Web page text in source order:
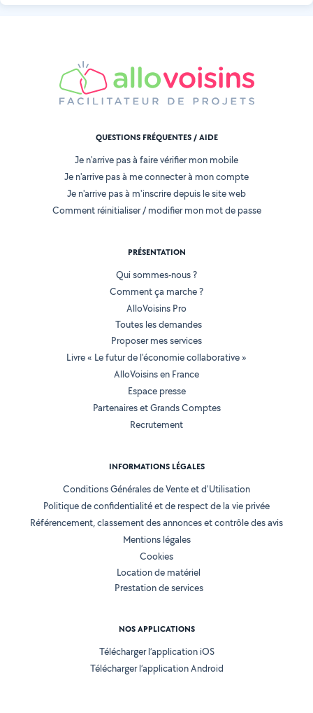
QUESTIONS FRÉQUENTES / AIDE
Je n'arrive pas à faire vérifier mon mobile
Je n'arrive pas à me connecter à mon compte
Je n'arrive pas à m'inscrire depuis le site web
Comment réinitialiser / modifier mon mot de passe
PRÉSENTATION
Qui sommes-nous ?
Comment ça marche ?
AlloVoisins Pro
Toutes les demandes
Proposer mes services
Livre « Le futur de l'économie collaborative »
AlloVoisins en France
Espace presse
Partenaires et Grands Comptes
Recrutement
INFORMATIONS LÉGALES
Conditions Générales de Vente et d'Utilisation
Politique de confidentialité et de respect de la vie privée
Référencement, classement des annonces et contrôle des avis
Mentions légales
Cookies
Location de matériel
Prestation de services
NOS APPLICATIONS
Télécharger l’application iOS
Télécharger l’application Android